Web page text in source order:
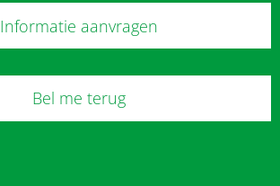
Informatie aanvragen
Bel me terug